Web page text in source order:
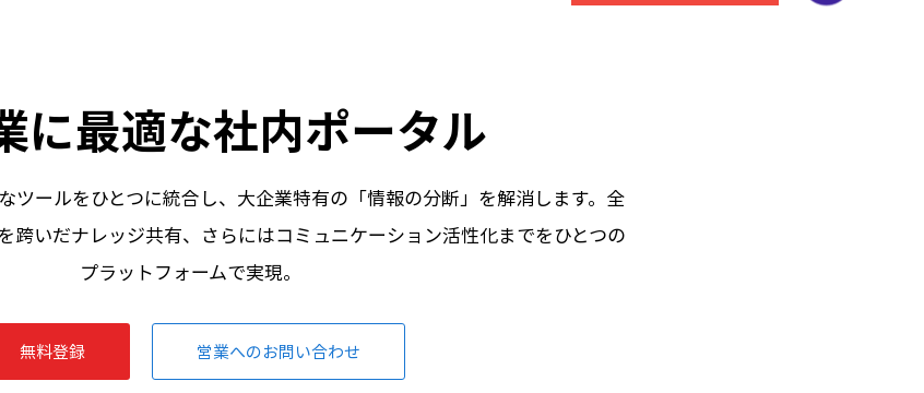
に最適な社内ポータル
ールをひとつに統合し、大企業特有の「情報の分断」を解消します。全
跨いだナレッジ共有、さらにはコミュニケーション活性化までをひとつの
プラットフォームで実現。
無料登録 営業へのお問い合わせ